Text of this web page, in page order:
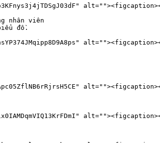
nhân viên
đồ.